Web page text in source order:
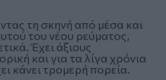
τη σκηνή από μέσα και
του νέου ρεύματος,
Έχει άξιους
και για τα λίγα χρόνια
κάνει τρομερή πορεία.